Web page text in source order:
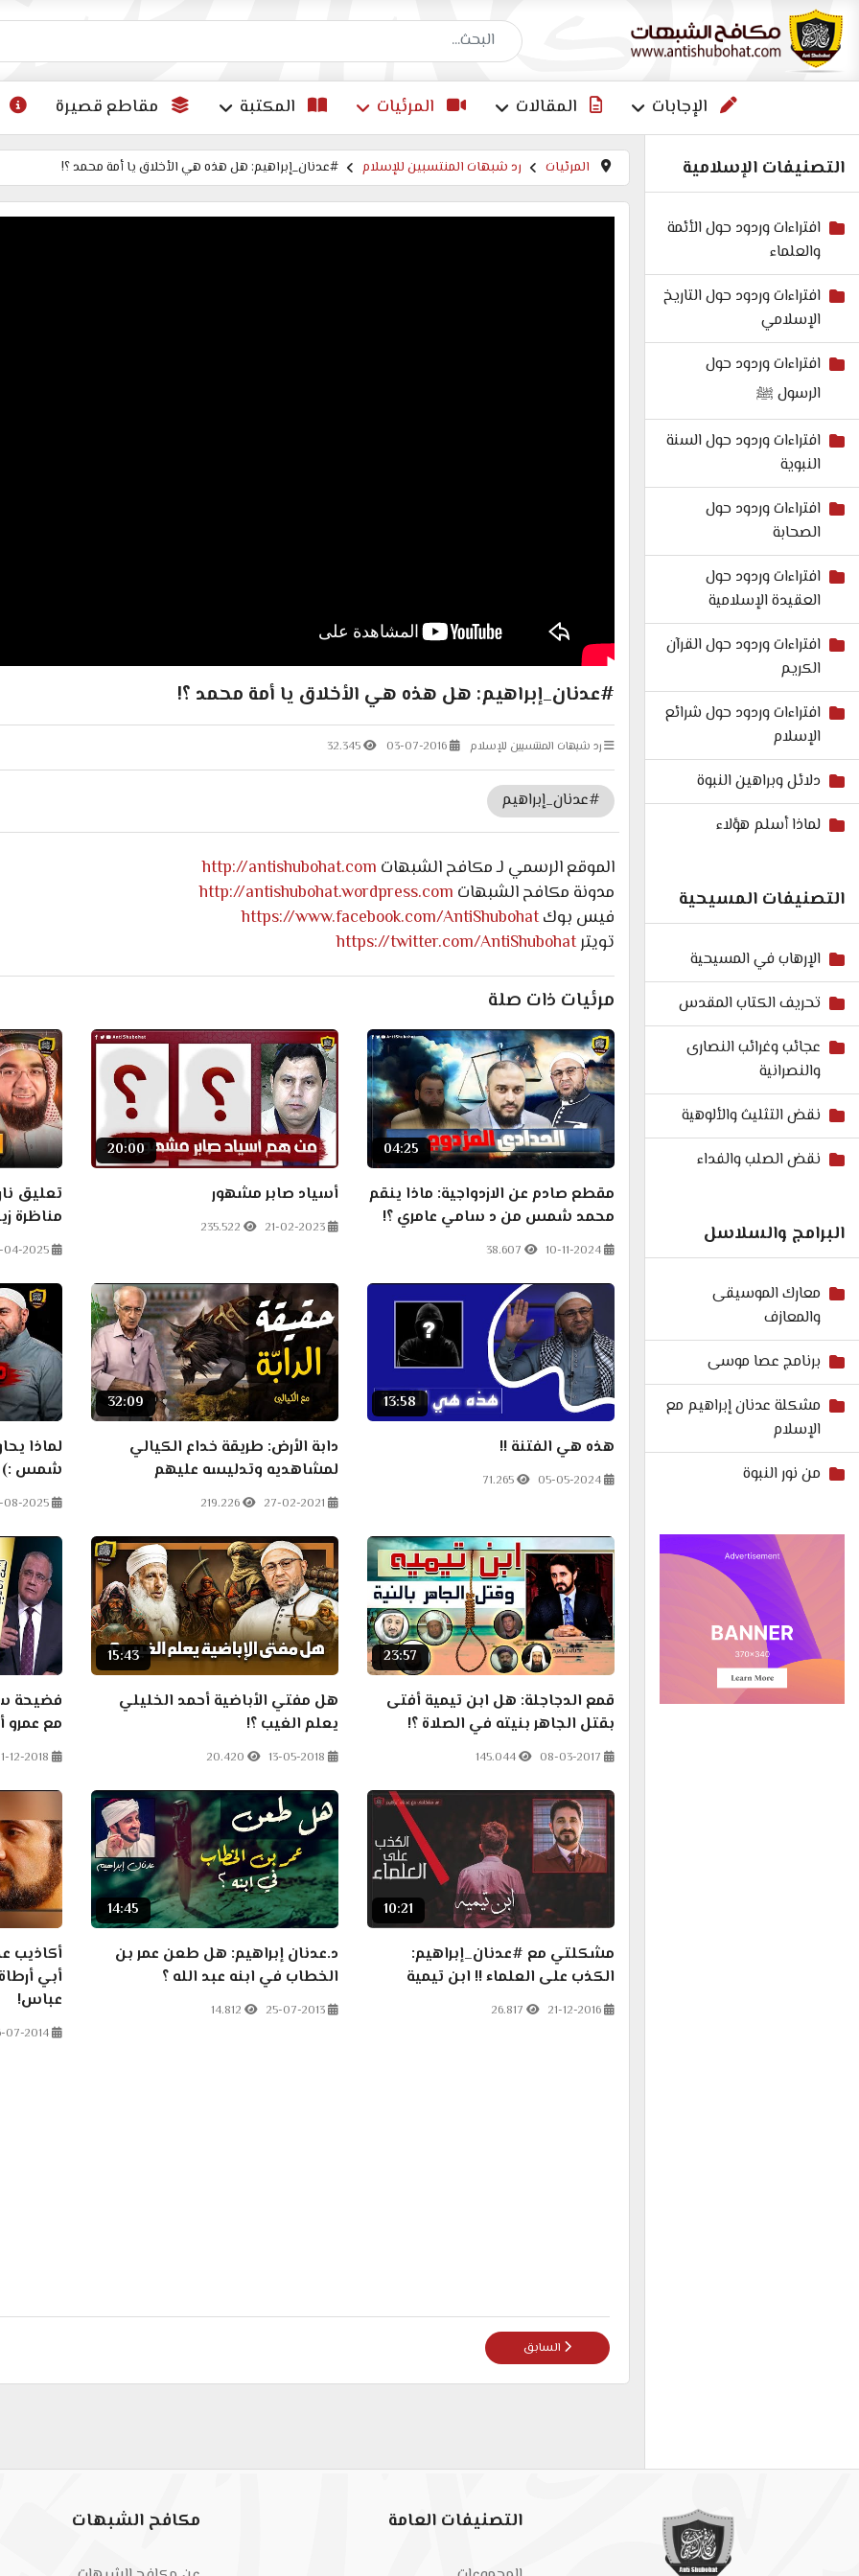
البحث عن إجابات
الإجابات المقالات المرئيات المكتبة مقاطع قصيرة
التصنيفات الإسلامية
افتراءات وردود حول الأئمة
والعلماء
افتراءات وردود حول التاريخ
الإسلامي
افتراءات وردود حول
الرسول ﷺ
افتراءات وردود حول السنة
النبوية
افتراءات وردود حول
الصحابة
افتراءات وردود حول
العقيدة الإسلامية
افتراءات وردود حول القرآن
الكريم
افتراءات وردود حول شرائع
الإسلام
دلائل وبراهين النبوة
لماذا أسلم هؤلاء
التصنيفات المسيحية
الإرهاب في المسيحية
تحريف الكتاب المقدس
عجائب وغرائب النصارى
والنصرانية
نقض التثليث والألوهية
نقض الصلب والفداء
البرامج والسلاسل
معارك الموسيقى
والمعازف
برنامج عصا موسى
مشكلة عدنان إبراهيم مع
الإسلام
من نور النبوة
المرئيات رد شبهات المنتسبين للإسلام #عدنان_إبراهيم: هل هذه هي الأخلاق يا أمة محمد ؟!
#عدنان_إبراهيم: هل هذه هي الأخلاق يا أمة محمد ؟!
رد شبهات المنتسبين للإسلام 03-07-2016
32.345
#عدنان_إبراهيم
الموقع الرسمي لـ مكافح الشبهات http://antishubohat.com
مدونة مكافح الشبهات http://antishubohat.wordpress.com
فيس بوكhttps://www.facebook.com/AntiShubohat
تويترhttps://twitter.com/AntiShubohat
مرئيات ذات صلة
04:25
مقطع صادم عن الازدواجية: ماذا ينقم
محمد شمس من د سامي عامري ؟!
10-11-2024
38.607
20:00
أسياد صابر مشهور
21-02-2023
235.522
تعليق
مناظرة
04-2025
13:58
هذه هي الفتنة !!
05-05-2024
71.265
32:09
دابة الأرض: طريقة خداع الكيالي
لمشاهديه وتدليسه عليهم
27-02-2021
219.226
لماذا
شمس :)
08-2025
23:57
قمع الدجاجلة: هل ابن تيمية أفتى
بقتل الجاهر بنيته في الصلاة ؟!
08-03-2017
145.044
15:43
هل مفتي الأباضية أحمد الخليلي
يعلم الغيب ؟!
13-05-2018
20.420
فضيحة
مع عمرو
12-2018
10:21
مشكلتي مع #عدنان_إبراهيم:
الكذب على العلماء !! ابن تيمية
21-12-2016
26.817
14:45
د.عدنان إبراهيم: هل طعن عمر بن
الخطاب في ابنه عبد الله ؟
25-07-2013
14.812
أكاذيب
أبي
عباس!
07-2014
المقال السابق: معارك الموسيقى والمعازف - ج1 حديث الجاريتين #عدنان_إبراهيم.
السابق
التصنيفات العامة مكافح الشبهات